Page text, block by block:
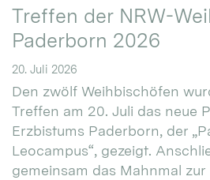
Treffen der NRW-
Paderborn 2026
20. Juli 2026
Den zwölf Weihbischöfen
Treffen am 20. Juli das neue
Erzbistums Paderborn, der
Leocampus“, gezeigt.
gemeinsam das Mahnmal zur